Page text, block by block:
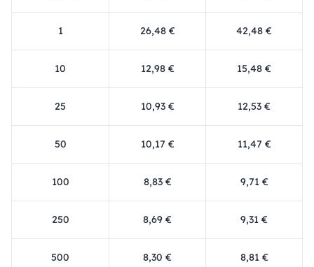
1 26,48 € 42,48 €
10 12,98 € 15,48 €
25 10,93 € 12,53 €
50 10,17 € 11,47 €
100 8,83 € 9,71 €
250 8,69 € 9,31 €
500 8,30 € 8,81 €